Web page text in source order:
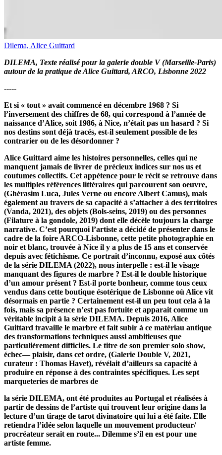
Dilema, Alice Guittard
DILEMA, Texte réalisé pour la galerie double V (Marseille-Paris)
autour de la pratique de Alice Guittard, ARCO, Lisbonne 2022
-----
Et si « tout » avait commencé en décembre 1968 ? Si
l’inversement des chiffres de 68, qui correspond à l’année de
naissance d’Alice, soit 1986, à Nice, n’était pas un hasard ? Si
nos destins sont déjà tracés, est-il seulement possible de les
contrarier ou de les désordonner ?
Alice Guittard aime les histoires personnelles, celles qui ne
manquent jamais de livrer de précieux indices sur nos us et
coutumes collectifs. Cet appétence pour le récit se retrouve dans
les multiples références littéraires qui parcourent son oeuvre,
(Ghérasim Luca, Jules Verne ou encore Albert Camus), mais
également au travers de sa capacité à s’attacher à des territoires
(Vanda, 2021), des objets (Bols-seins, 2019) ou des personnes
(Filature à la gondole, 2019) dont elle décèle toujours la charge
narrative. C’est pourquoi l’artiste a décidé de présenter dans le
cadre de la foire ARCO-Lisbonne, cette petite photographie en
noir et blanc, trouvée à Nice il y a plus de 15 ans et conservée
depuis avec fétichisme. Ce portrait d’inconnu, exposé aux côtés
de la série DILEMA (2022), nous interpelle : est-il le visage
manquant des figures de marbre ? Est-il le double historique
d’un amour présent ? Est-il porte bonheur, comme tous ceux
vendus dans cette boutique ésotérique de Lisbonne où Alice vit
désormais en partie ? Certainement est-il un peu tout cela à la
fois, mais sa présence n’est pas fortuite et apparait comme un
véritable incipit à la série DILEMA. Depuis 2016, Alice
Guittard travaille le marbre et fait subir à ce matériau antique
des transformations techniques aussi ambitieuses que
particulièrement difficiles. Le titre de son premier solo show,
échec— plaisir, dans cet ordre, (Galerie Double V, 2021,
curateur : Thomas Havet), révélait d’ailleurs sa capacité à
produire en réponse à des contraintes spécifiques. Les sept
marqueteries de marbres de
la série DILEMA, ont été produites au Portugal et réalisées à
partir de dessins de l’artiste qui trouvent leur origine dans la
lecture d’un tirage de tarot divinatoire qui lui a été faite. Elle
retiendra l’idée selon laquelle un mouvement producteur/
procréateur serait en route... Dilemme s’il en est pour une
artiste femme.